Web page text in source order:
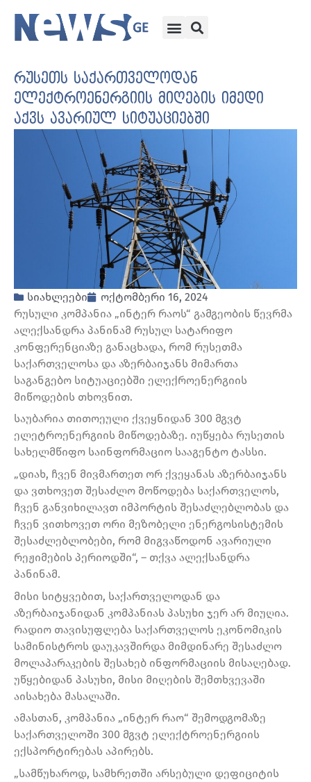
რუსეთს საქართველოდან
ელექტროენერგიის მიღების იმედი
აქვს ავარიულ სიტუაციებში
სიახლეები
ოქტომბერი 16, 2024
რუსული კომპანია „ინტერ რაოს“ გამგეობის წევრმა
ალექსანდრა პანინამ რუსულ სატარიფო
კონფერენციაზე განაცხადა, რომ რუსეთმა
საქართველოსა და აზერბაიჯანს მიმართა
საგანგებო სიტუაციებში ელექროენერგიის
მიწოდების თხოვნით.
საუბარია თითოეული ქვეყნიდან 300 მგვტ
ელეტროენერგიის მიწოდებაზე. იუწყება რუსეთის
სახელმწიფო საინფორმაციო სააგენტო ტასსი.
„დიახ, ჩვენ მივმართეთ ორ ქვეყანას აზერბაიჯანს
და ვთხოვეთ შესაძლო მოწოდება საქართველოს,
ჩვენ განვიხილავთ იმპორტის შესაძლებლობას და
ჩვენ ვითხოვეთ ორი მეზობელი ენერგოსისტემის
შესაძლებლობები, რომ მიგვაწოდონ ავარიული
რეჟიმების პერიოდში“, – თქვა ალექსანდრა
პანინამ.
მისი სიტყვებით, საქართველოდან და
აზერბაიჯანიდან კომპანიას პასუხი ჯერ არ მიუღია.
რადიო თავისუფლება საქართველოს ეკონომიკის
სამინისტროს დაუკავშირდა მიმდინარე შესაძლო
მოლაპარაკების შესახებ ინფორმაციის მისაღებად.
უწყებიდან პასუხი, მისი მიღების შემთხვევაში
აისახება მასალაში.
ამასთან, კომპანია „ინტერ რაო“ შემოდგომაზე
საქართველოში 300 მგვტ ელექტროენერგიის
ექსპორტირებას აპირებს.
„სამწუხაროდ, სამხრეთში არსებული დეფიციტის